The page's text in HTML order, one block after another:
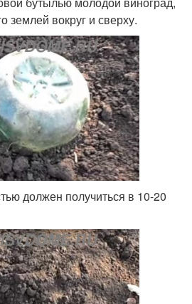
землей вокруг и сверху.
должен получиться в 10-20